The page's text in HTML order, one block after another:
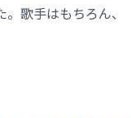
歌手はもちろん、